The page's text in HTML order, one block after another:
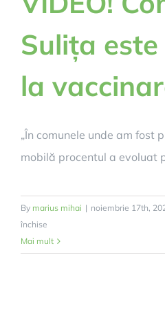
lui
Sulița
la
„În comunele unde am fost
mobilă procentul a evoluat
By marius mihai | noiembrie 17th,
închise
VIDEO!
Comuna
Mai mult